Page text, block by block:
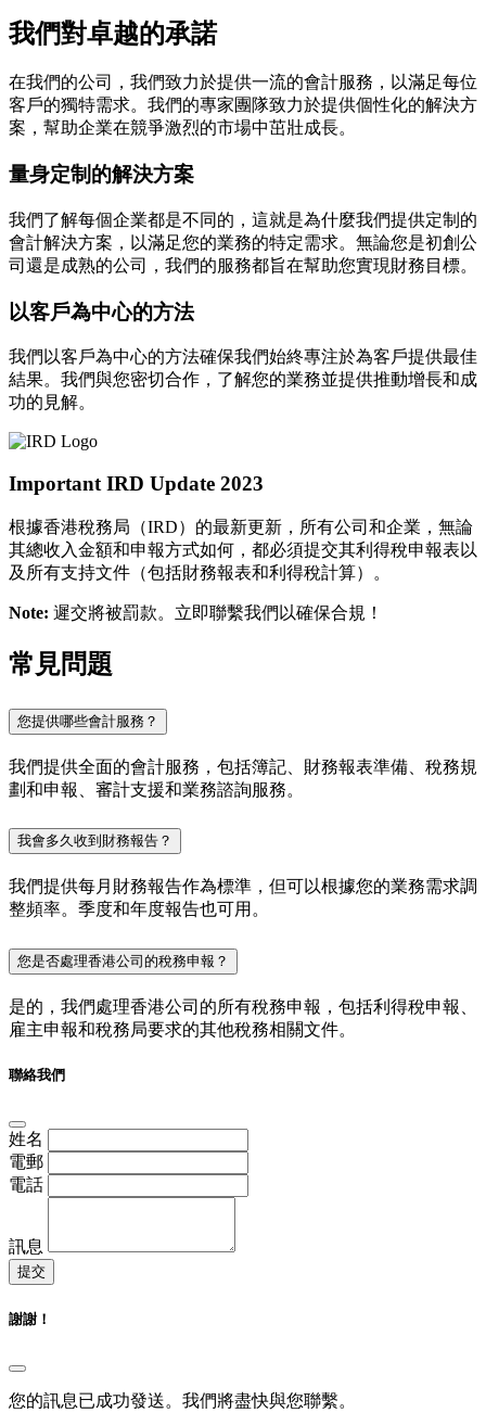
我們對卓越的承諾
在我們的公司，我們致力於提供一流的會計服務，以滿足每位
客戶的獨特需求。我們的專家團隊致力於提供個性化的解決方
案，幫助企業在競爭激烈的市場中茁壯成長。
量身定制的解決方案
我們了解每個企業都是不同的，這就是為什麼我們提供定制的
會計解決方案，以滿足您的業務的特定需求。無論您是初創公
司還是成熟的公司，我們的服務都旨在幫助您實現財務目標。
以客戶為中心的方法
我們以客戶為中心的方法確保我們始終專注於為客戶提供最佳
結果。我們與您密切合作，了解您的業務並提供推動增長和成
功的見解。
Important IRD Update 2023
根據香港稅務局（IRD）的最新更新，所有公司和企業，無論
其總收入金額和申報方式如何，都必須提交其利得稅申報表以
及所有支持文件（包括財務報表和利得稅計算）。
Note: 遲交將被罰款。立即聯繫我們以確保合規！
常見問題
您提供哪些會計服務？
我們提供全面的會計服務，包括簿記、財務報表準備、稅務規
劃和申報、審計支援和業務諮詢服務。
我會多久收到財務報告？
我們提供每月財務報告作為標準，但可以根據您的業務需求調
整頻率。季度和年度報告也可用。
您是否處理香港公司的稅務申報？
是的，我們處理香港公司的所有稅務申報，包括利得稅申報、
雇主申報和稅務局要求的其他稅務相關文件。
聯絡我們
姓名
電郵
電話
訊息
提交
謝謝！
您的訊息已成功發送。我們將盡快與您聯繫。